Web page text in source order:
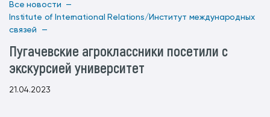
Все новости —
Institute of International Relations/Институт международных
связей —
Пугачевские агроклассники посетили с
экскурсией университет
21.04.2023